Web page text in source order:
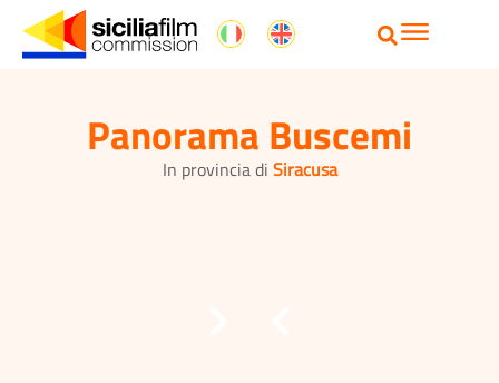
Panorama Buscemi
In provincia di Siracusa